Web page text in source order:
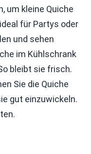
um kleine Quiche
für Partys oder
und sehen
im Kühlschrank
bleibt sie frisch.
Sie die Quiche
gut einzuwickeln.